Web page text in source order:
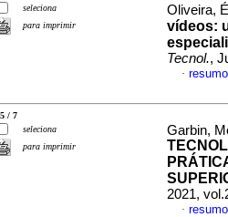
seleciona
para imprimir
Oliveira,
vídeos:
Tecnol.,
·
5 / 7
seleciona
para imprimir
Garbin,
2021,
·